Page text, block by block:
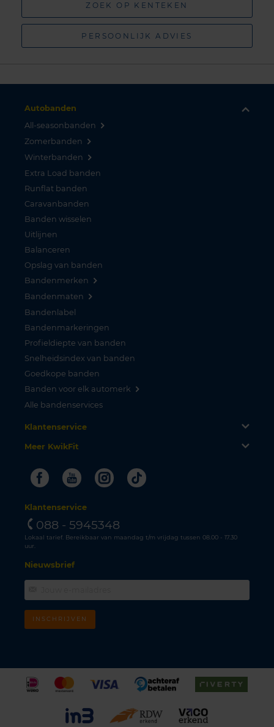
ZOEK OP KENTEKEN
PERSOONLIJK ADVIES
Autobanden
All-seasonbanden
Zomerbanden
Winterbanden
Extra Load banden
Runflat banden
Caravanbanden
Banden wisselen
Uitlijnen
Balanceren
Opslag van banden
Bandenmerken
Bandenmaten
Bandenlabel
Bandenmarkeringen
Profieldiepte van banden
Snelheidsindex van banden
Goedkope banden
Banden voor elk automerk
Alle bandenservices
Klantenservice
Meer KwikFit
FacebookYoutubeInstagram
Tiktok
Klantenservice
088 - 5945348
Lokaal tarief. Bereikbaar van maandag t/m vrijdag tussen 08.00 - 17.30
uur.
Nieuwsbrief
INSCHRIJVEN